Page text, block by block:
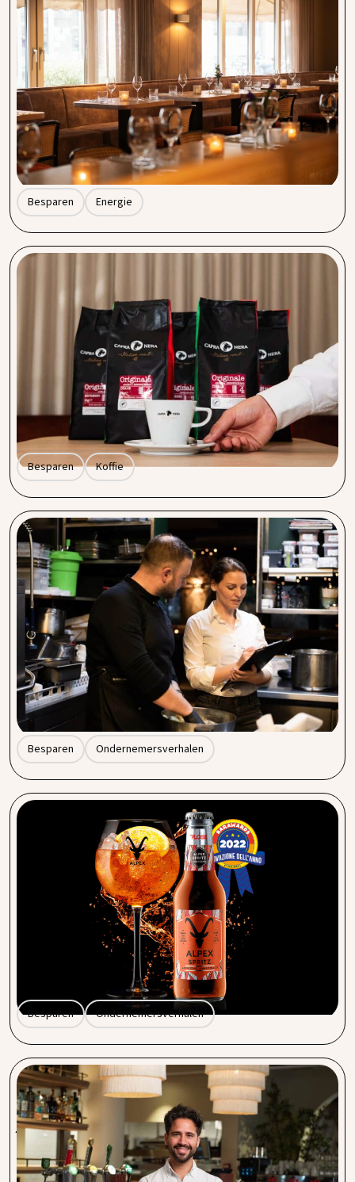
Energie besparen in de horeca: zo zorg je voor
lagere energierekeningen
De energierekening is voor veel horecaondernemers een
steeds grotere kostenpost. Keukens draaien lange dagen,
koelingen staan continu aan en ook verlichting en
klimaatbeheersing verbruiken flink wat energie. Gelukkig
zijn er genoeg manieren om grip te krijgen op je verbruik
én kosten te verlagen, zonder in te leveren op comfort of
kwaliteit.
Besparen Energie
Van koffiemachine tot bonen: hoe Procent
kwaliteitskoffie betaalbaar maakt
Koffie is een vast onderdeel van de horeca-ervaring. Gasten
verwachten kwaliteit, ondernemers willen betaalbaarheid.
Bij Procent by Entegra laten we zien dat kwaliteitskoffie
niet duur hoeft te zijn, met ons private label Capra Nera en
scherpe deals op machines en toebehoren maken we het
verschil op de kaart én op de balans.
Besparen Koffie
Afvalverwerking in de horeca: bespaar gemiddeld
20% met slimme oplossingen
Elke horecazaak produceert afval. Maar wist je dat
afvalverwerking je onnodig veel geld kan kosten als je niet
kritisch kijkt naar je contracten, frequentie en leveranciers?
Bij Procent by Entegra helpen we horecaondernemers om
hun afvalproces niet alleen efficiënter, maar vooral ook
goedkoper in te richten – met een gemiddelde besparing
van 20% per jaar.
Besparen Ondernemersverhalen
Ontdek Alpex Spritz: dé alcoholvrije Spritz voor
deze zomer!
Een goed alcoholvrij alternatief vinden is soms makkelijker
gezegd dan gedaan. Zeker als je zoekt naar iets dat niet
alleen lekker is, maar ook stijlvol en volwassen aanvoelt.
Maak kennis met Alpex Spritz: een verfijnd alcoholvrij
aperitief dat rechtstreeks uit Italië komt en is ontwikkeld
in samenwerking met de bartenderschool van Milaan.
Besparen Ondernemersverhalen
Besparen zonder gedoe: hoe collectieve inkoop
jouw horecazaak duizenden euro’s oplevert.
Als horecaondernemer weet je als geen ander dat elke euro
telt. Van verse ingrediënten en dranken tot verzekeringen